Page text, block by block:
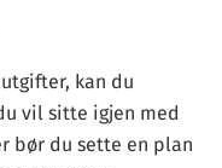
kan du
vil sitte igjen med
bør du sette en plan